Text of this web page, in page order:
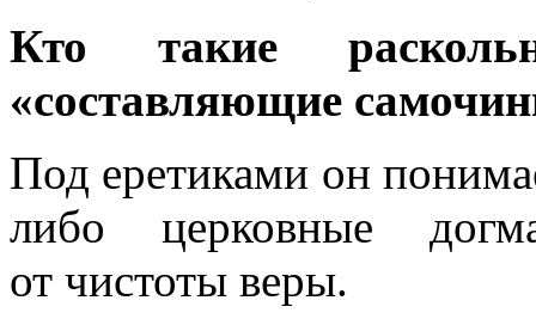
Кто такие
«составляющие
Под еретиками он
либо церковные
от чистоты веры.